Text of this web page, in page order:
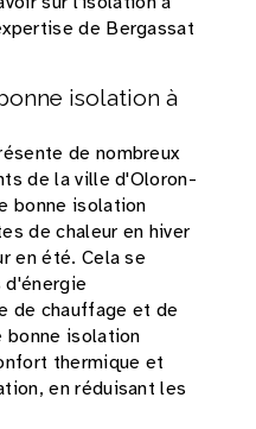
de Bergassat
isolation à
de nombreux
de la ville d'Oloron-
bonne isolation
de chaleur en hiver
en été. Cela se
d'énergie
de chauffage et de
bonne isolation
thermique et
en réduisant les